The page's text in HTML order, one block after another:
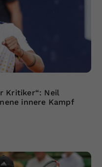
Kritiker“: Neil
innere Kampf